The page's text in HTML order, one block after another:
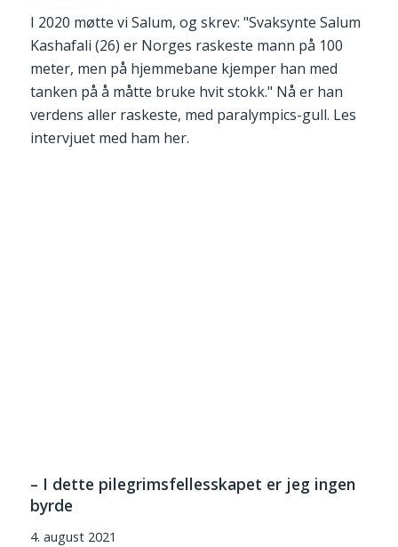
I 2020 møtte vi Salum, og skrev: "Svaksynte Salum
Kashafali (26) er Norges raskeste mann på 100
meter, men på hjemmebane kjemper han med
tanken på å måtte bruke hvit stokk." Nå er han
verdens aller raskeste, med paralympics-gull. Les
intervjuet med ham her.
– I dette pilegrimsfellesskapet er jeg ingen
byrde
4. august 2021